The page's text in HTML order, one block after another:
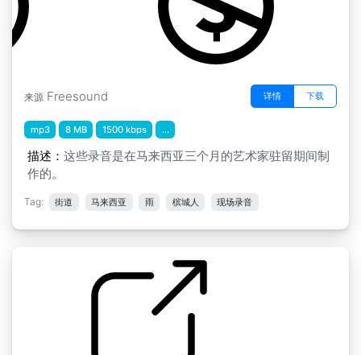
来源 Freesound 详情 下载
mp3 8 MB 1500 kbps ...
描述： 这些录音是在马来西亚三个月的艺术家驻留期间制
作的。
Tag: 街道 马来西亚 雨 槟城人 现场录音